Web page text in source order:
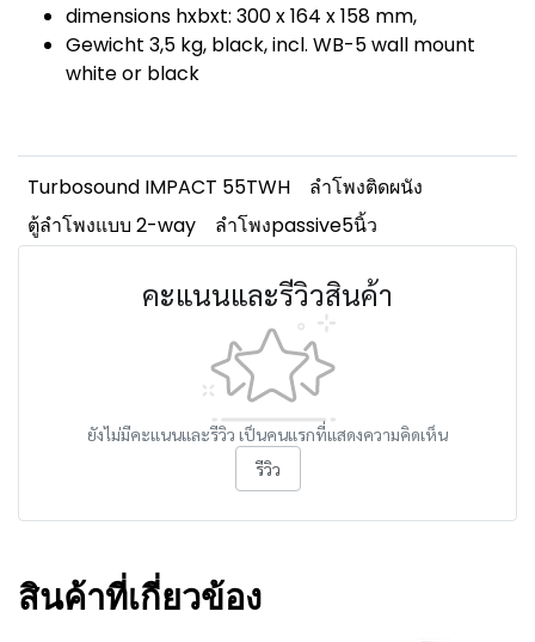
dimensions hxbxt: 300 x 164 x 158 mm,
Gewicht 3,5 kg, black, incl. WB-5 wall mount
white or black
Turbosound IMPACT 55TWH
ลำโพงติดผนัง
ตู้ลำโพงแบบ 2-way
ลำโพงpassive5นิ้ว
คะแนนและรีวิวสินค้า
ยังไม่มีคะแนนและรีวิว เป็นคนแรกที่แสดงความคิดเห็น
รีวิว
สินค้าที่เกี่ยวข้อง